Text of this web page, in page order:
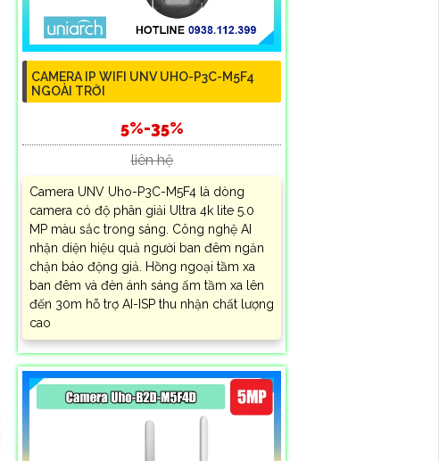
CAMERA IP WIFI UNV UHO-P3C-M5F4
NGOÀI TRỜI
5%-35%
liên hệ
Camera UNV Uho-P3C-M5F4 là dòng
camera có độ phân giải Ultra 4k lite 5.0
MP màu sắc trong sáng. Công nghệ AI
nhận diện hiệu quả người ban đêm ngăn
chặn báo động giả. Hồng ngoại tầm xa
ban đêm và đèn ánh sáng ấm tầm xa lên
đến 30m hỗ trợ AI-ISP thu nhận chất lượng
cao